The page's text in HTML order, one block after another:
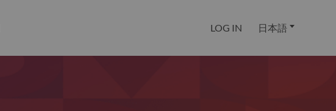
LOG IN 日本語